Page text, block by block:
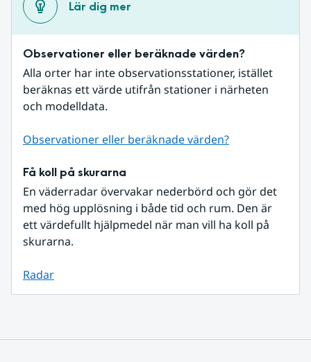
Lär dig mer
Observationer eller beräknade värden?
Alla orter har inte observationsstationer, istället
beräknas ett värde utifrån stationer i närheten
och modelldata.
Observationer eller beräknade värden?
Få koll på skurarna
En väderradar övervakar nederbörd och gör det
med hög upplösning i både tid och rum. Den är
ett värdefullt hjälpmedel när man vill ha koll på
skurarna.
Radar